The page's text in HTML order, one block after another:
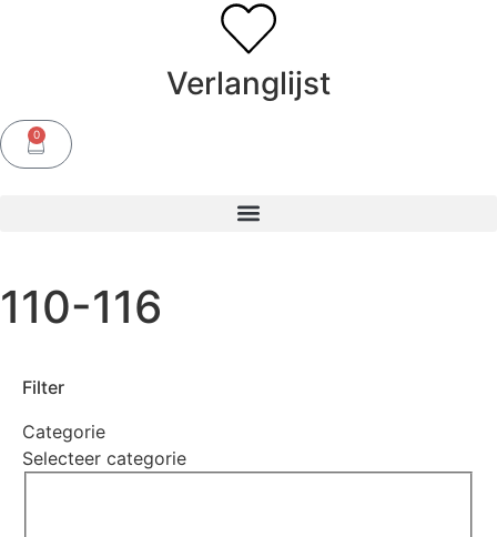
Verlanglijst
0
110-116
Filter
Categorie
Selecteer categorie